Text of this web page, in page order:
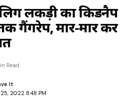
लकड़ी का किडनैप
गैंगरेप, मार-मार कर
2022 8:48 PM
Read